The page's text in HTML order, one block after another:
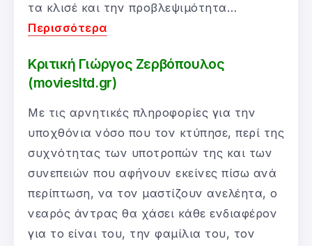
τα κλισέ και την προβλεψιμότητα…
Περισσότερα
Κριτική Γιώργος Ζερβόπουλος
(moviesltd.gr)
Με τις αρνητικές πληροφορίες για την
υποχθόνια νόσο που τον κτύπησε, περί της
συχνότητας των υποτροπών της και των
συνεπειών που αφήνουν εκείνες πίσω ανά
περίπτωση, να τον μαστίζουν ανελέητα, ο
νεαρός άντρας θα χάσει κάθε ενδιαφέρον
για το είναι του, την φαμίλια του, τον